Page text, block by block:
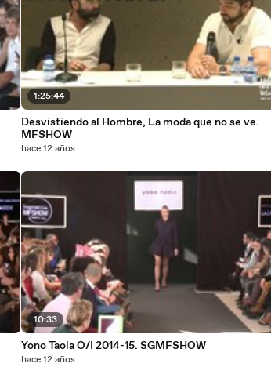
1:25:44
Desvistiendo al Hombre, La moda que no se ve.
MFSHOW
hace 12 años
10:33
Yono Taola O/I 2014-15. SGMFSHOW
hace 12 años